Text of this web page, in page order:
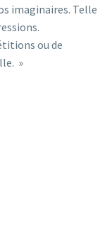
imaginaires. Telle
ou de
»